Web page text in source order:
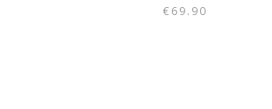
€69.90